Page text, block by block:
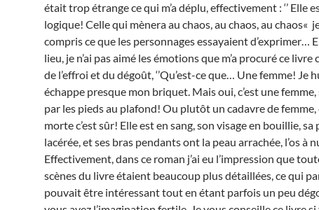
était trop étrange ce qui m’a déplu, effectivement : ‘’ Elle
logique! Celle qui mènera au chaos, au chaos, au chaos« je
compris ce que les personnages essayaient d’exprimer…
lieu, je n’ai pas aimé les émotions que m’a procuré ce livre
de l’effroi et du dégoût, ‘’Qu’est-ce que… Une femme! Je
échappe presque mon briquet. Mais oui, c’est une
par les pieds au plafond! Ou plutôt un cadavre de femme,
morte c’est sûr! Elle est en sang, son visage en bouillie, sa
lacérée, et ses bras pendants ont la peau arrachée, l’os à
Effectivement, dans ce roman j’ai eu l’impression que
scènes du livre étaient beaucoup plus détaillées, ce qui
pouvait être intéressant tout en étant parfois un peu